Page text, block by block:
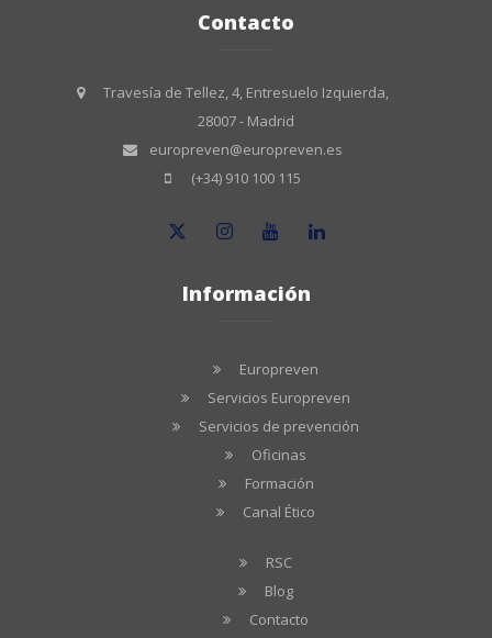
Contacto
Travesía de Tellez, 4, Entresuelo Izquierda,
28007 - Madrid
europreven@europreven.es
(+34) 910 100 115
Información
Europreven
Servicios Europreven
Servicios de prevención
Oficinas
Formación
Canal Ético
RSC
Blog
Contacto